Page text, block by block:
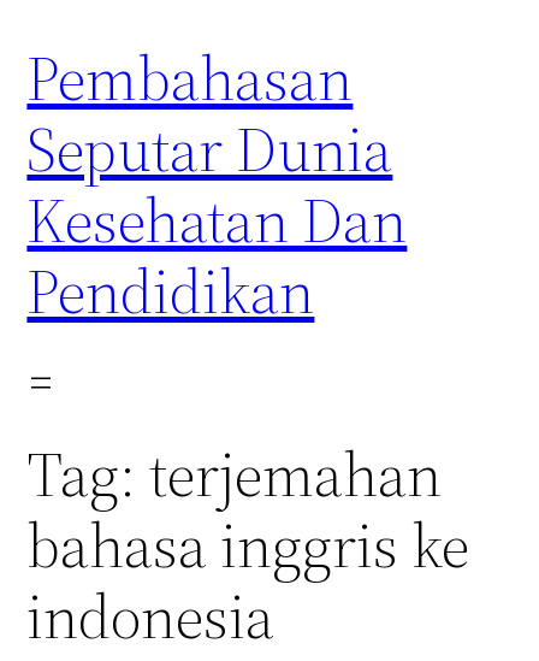
content
Pembahasan
Seputar Dunia
Kesehatan Dan
Pendidikan
Tag:terjemahan
bahasa inggris ke
indonesia